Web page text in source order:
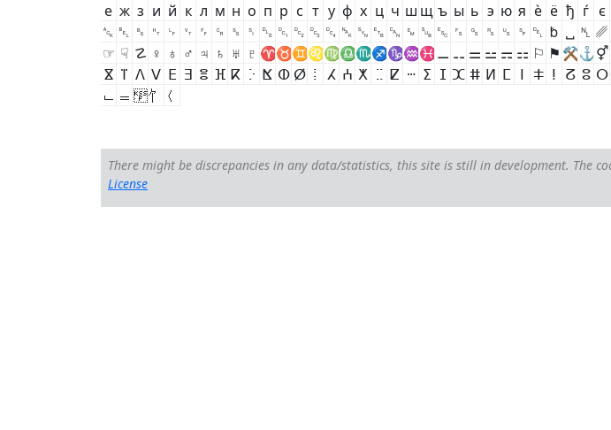
е ж з и й к л м н о п р с т у ф х ц ч ш щ ъ ы ь э ю я ѐ ё ђ ѓ є
␆ ␇ ␈ ␉ ␊ ␋ ␌ ␍ ␎ ␏ ␐ ␑ ␒ ␓ ␔ ␕ ␖ ␗ ␘ ␙ ␚ ␛ ␜ ␝ ␞ ␟ ␠ ␡ ␢ ␣ ␤ ␥
☞ ☟ ☡ ♀ ♁ ♂ ♃ ♄ ♅ ♇ ♈♉♊♌♍♎♏♐♑♒♓⚊ ⚋ ⚌ ⚍ ⚎ ⚏ ⚐ ⚑ ⚒⚓⚥
ⴵ ⴶ ⴷ ⴸ ⴹ ⴺ ⴻ ⴼ ⴽ ⴾ ⴿ ⵀ ⵁ ⵂ ⵃ ⵄ ⵅ ⵆ ⵇ ⵈ ⵉ ⵊ ⵋ ⵌ ⵍ ⵎ ⵏ ⵐ ⵑ ⵒ ⵓ ⵔ
𖿢 𖿣 𖿤
There might be discrepancies in any data/statistics, this site is still in development. The
License